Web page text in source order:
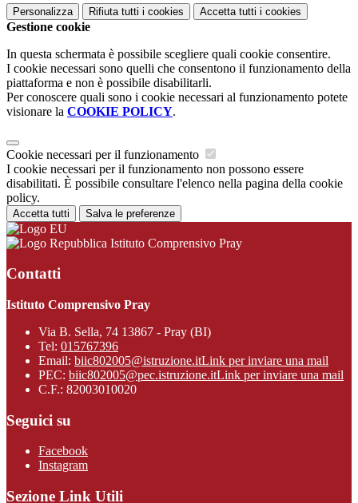
Personalizza Rifiuta tutti i cookies Accetta tutti i cookies
Gestione cookie
In questa schermata è possibile scegliere quali cookie consentire.
I cookie necessari sono quelli che consentono il funzionamento della
piattaforma e non è possibile disabilitarli.
Per conoscere quali sono i cookie necessari al funzionamento potete
visionare la COOKIE POLICY.
Cookie necessari per il funzionamento
I cookie necessari per il funzionamento non possono essere
disabilitati. È possibile consultare l'elenco nella pagina della cookie
policy.
Accetta tutti Salva le preferenze
Istituto Comprensivo Pray
Contatti
Istituto Comprensivo Pray
Via B. Sella, 74 13867 - Pray (BI)
Tel: 015767396
Email: biic802005@istruzione.itLink per inviare una mail
PEC: biic802005@pec.istruzione.itLink per inviare una mail
C.F.: 82003010020
Seguici su
Facebook
Instagram
Sezione Link Utili